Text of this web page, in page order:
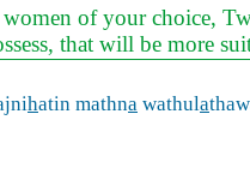
of your choice,
that will be more
hatin mathna wathula